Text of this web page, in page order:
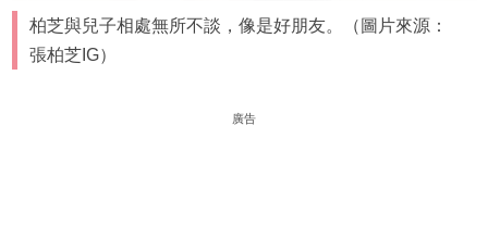
柏芝與兒子相處無所不談，像是好朋友。（圖片來源：
張柏芝IG）
廣告